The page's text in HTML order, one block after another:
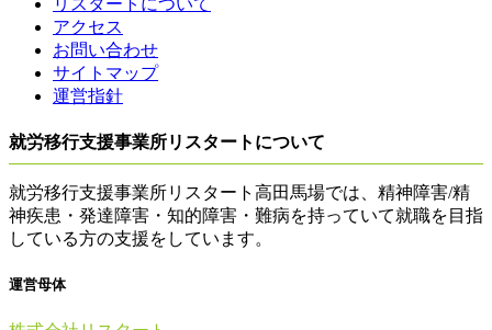
アクセス
お問い合わせ
サイトマップ
運営指針
就労移行支援事業所リスタートについて
就労移行支援事業所リスタート高田馬場では、精神障害/精
神疾患・発達障害・知的障害・難病を持っていて就職を目指
している方の支援をしています。
運営母体